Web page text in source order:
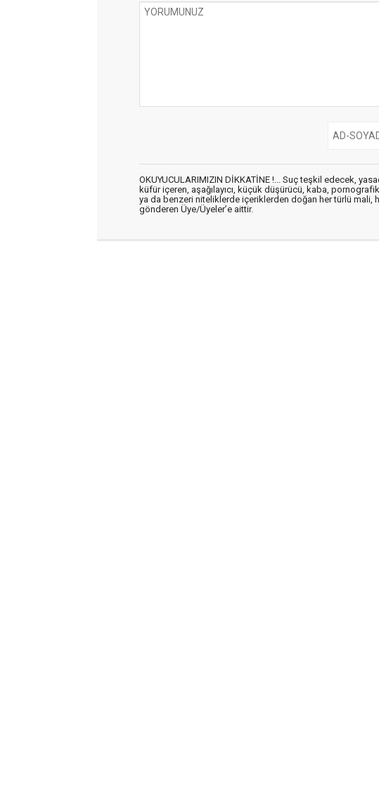
OKUYUCULARIMIZIN DİKKATİNE !... Suç teşkil edecek,
küfür içeren, aşağılayıcı, küçük düşürücü, kaba,
ya da benzeri niteliklerde içeriklerden doğan her türlü mali,
gönderen Üye/Üyeler’e aittir.